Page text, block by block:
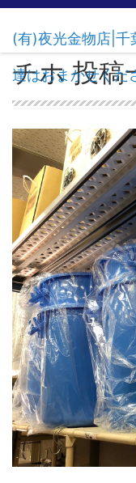
(有)夜光金物店|千
達はおまかせくだ
チホ 投稿